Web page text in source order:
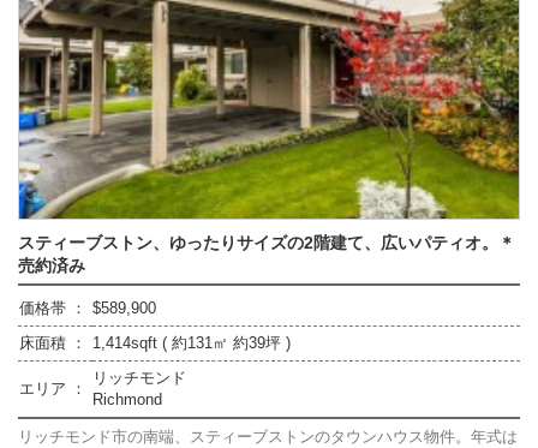
スティーブストン、ゆったりサイズの2階建て、広いパティオ。＊
売約済み
価格帯 ：
$589,900
床面積 ：
1,414sqft ( 約131㎡ 約39坪 )
エリア ：
リッチモンド
Richmond
リッチモンド市の南端、スティーブストンのタウンハウス物件。年式は